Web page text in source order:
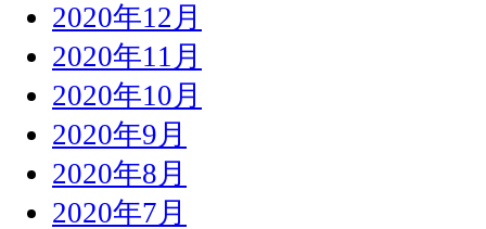
2020年12月
2020年11月
2020年10月
2020年9月
2020年8月
2020年7月